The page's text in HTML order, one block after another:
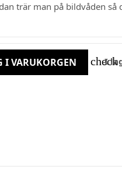
trär man på bildvåden så
I VARUKORGEN check
I